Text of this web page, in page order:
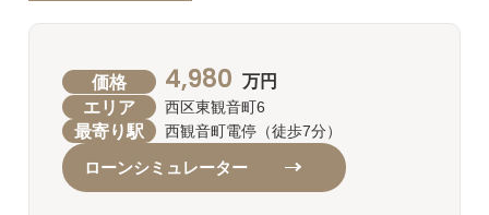
価格 4,980 万円
エリア 西区東観音町6
最寄り駅 西観音町電停（徒歩7分）
ローンシミュレーター